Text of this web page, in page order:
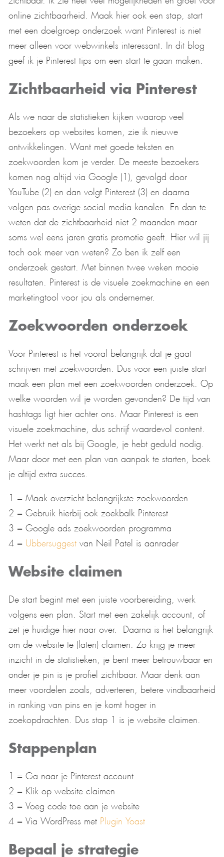
online zichtbaarheid. Maak hier ook een stap, start
met een doelgroep onderzoek want Pinterest is niet
meer alleen voor webwinkels interessant. In dit blog
geef ik je Pinterest tips om een start te gaan maken.
Zichtbaarheid via Pinterest
Als we naar de statistieken kijken waarop veel
bezoekers op websites komen, zie ik nieuwe
ontwikkelingen. Want met goede teksten en
zoekwoorden kom je verder. De meeste bezoekers
komen nog altijd via Google (1), gevolgd door
YouTube (2) en dan volgt Pinterest (3) en daarna
volgen pas overige social media kanalen. En dan te
weten dat de zichtbaarheid niet 2 maanden maar
soms wel eens jaren gratis promotie geeft. Hier wil jij
toch ook meer van weten? Zo ben ik zelf een
onderzoek gestart. Met binnen twee weken mooie
resultaten. Pinterest is de visuele zoekmachine en een
marketingtool voor jou als ondernemer.
Zoekwoorden onderzoek
Voor Pinterest is het vooral belangrijk dat je gaat
schrijven met zoekwoorden. Dus voor een juiste start
maak een plan met een zoekwoorden onderzoek. Op
welke woorden wil je worden gevonden? De tijd van
hashtags ligt hier achter ons. Maar Pinterest is een
visuele zoekmachine, dus schrijf waardevol content.
Het werkt net als bij Google, je hebt geduld nodig.
Maar door met een plan van aanpak te starten, boek
je altijd extra succes.
1 = Maak overzicht belangrijkste zoekwoorden
2 = Gebruik hierbij ook zoekbalk Pinterest
3 = Google ads zoekwoorden programma
4 = Ubbersuggest van Neil Patel is aanrader
Website claimen
De start begint met een juiste voorbereiding, werk
volgens een plan. Start met een zakelijk account, of
zet je huidige hier naar over. Daarna is het belangrijk
om de website te (laten) claimen. Zo krijg je meer
inzicht in de statistieken, je bent meer betrouwbaar en
onder je pin is je profiel zichtbaar. Maar denk aan
meer voordelen zoals, adverteren, betere vindbaarheid
in ranking van pins en je komt hoger in
zoekopdrachten. Dus stap 1 is je website claimen.
Stappenplan
1 = Ga naar je Pinterest account
2 = Klik op website claimen
3 = Voeg code toe aan je website
4 = Via WordPress met Plugin Yoast
Bepaal je strategie